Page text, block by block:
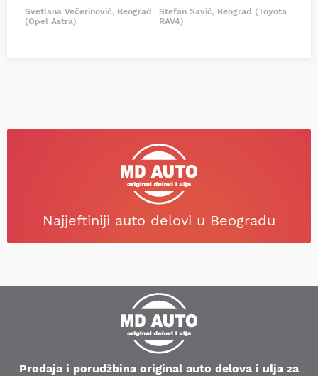
Svetlana Večerinović, Beograd
(Opel Astra)
Stefan Savić, Beograd (Toyota
RAV4)
Najjeftiniji auto delovi u Beogradu
Prodaja i porudžbina original auto delova i ulja za